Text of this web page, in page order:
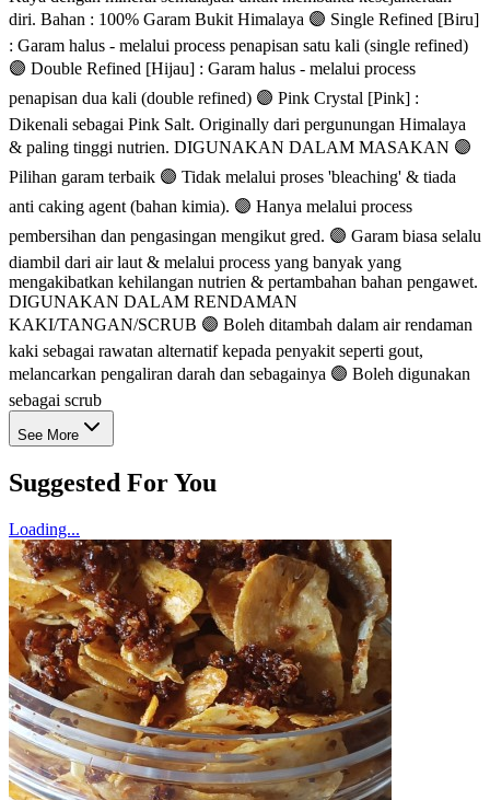
diri. Bahan : 100% Garam Bukit Himalaya 🟣 Single Refined [Biru]
: Garam halus - melalui process penapisan satu kali (single refined)
🟣 Double Refined [Hijau] : Garam halus - melalui process
penapisan dua kali (double refined) 🟣 Pink Crystal [Pink] :
Dikenali sebagai Pink Salt. Originally dari pergunungan Himalaya
& paling tinggi nutrien. DIGUNAKAN DALAM MASAKAN 🟣
Pilihan garam terbaik 🟣 Tidak melalui proses 'bleaching' & tiada
anti caking agent (bahan kimia). 🟣 Hanya melalui process
pembersihan dan pengasingan mengikut gred. 🟣 Garam biasa selalu
diambil dari air laut & melalui process yang banyak yang
mengakibatkan kehilangan nutrien & pertambahan bahan pengawet.
DIGUNAKAN DALAM RENDAMAN
KAKI/TANGAN/SCRUB 🟣 Boleh ditambah dalam air rendaman
kaki sebagai rawatan alternatif kepada penyakit seperti gout,
melancarkan pengaliran darah dan sebagainya 🟣 Boleh digunakan
sebagai scrub
See More
Suggested For You
Loading...